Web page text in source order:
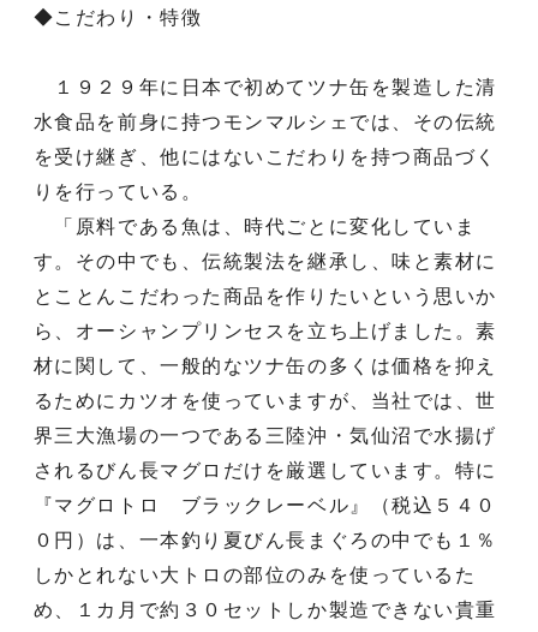
◆こだわり・特徴
１９２９年に日本で初めてツナ缶を製造した清
水食品を前身に持つモンマルシェでは、その伝統
を受け継ぎ、他にはないこだわりを持つ商品づく
りを行っている。
「原料である魚は、時代ごとに変化していま
す。その中でも、伝統製法を継承し、味と素材に
とことんこだわった商品を作りたいという思いか
ら、オーシャンプリンセスを立ち上げました。素
材に関して、一般的なツナ缶の多くは価格を抑え
るためにカツオを使っていますが、当社では、世
界三大漁場の一つである三陸沖・気仙沼で水揚げ
されるびん長マグロだけを厳選しています。特に
『マグロトロ ブラックレーベル』（税込５４０
０円）は、一本釣り夏びん長まぐろの中でも１％
しかとれない大トロの部位のみを使っているた
め、１カ月で約３０セットしか製造できない貴重